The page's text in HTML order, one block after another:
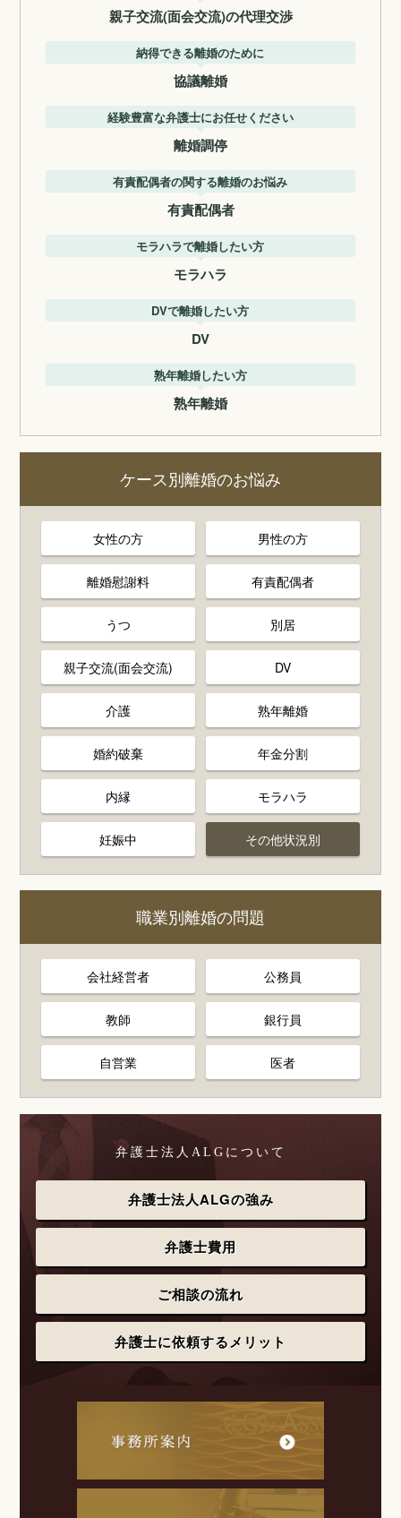
親子交流(面会交流)の代理交渉
納得できる離婚のために
協議離婚
経験豊富な弁護士にお任せください
離婚調停
有責配偶者の関する離婚のお悩み
有責配偶者
モラハラで離婚したい方
モラハラ
DVで離婚したい方
DV
熟年離婚したい方
熟年離婚
ケース別離婚のお悩み
女性の方 男性の方
離婚慰謝料 有責配偶者
うつ 別居
親子交流(面会交流) DV
介護 熟年離婚
婚約破棄 年金分割
内縁 モラハラ
妊娠中 その他状況別
職業別離婚の問題
会社経営者 公務員
教師 銀行員
自営業 医者
弁護士法人ALGについて
弁護士法人ALGの強み
弁護士費用
ご相談の流れ
弁護士に依頼するメリット